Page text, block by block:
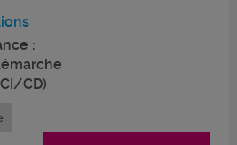
:
CD)